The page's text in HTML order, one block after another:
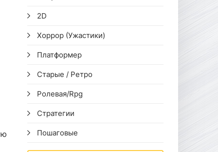
2D
Хоррор (Ужастики)
Платформер
Старые / Ретро
Ролевая/Rpg
Стратегии
Пошаговые